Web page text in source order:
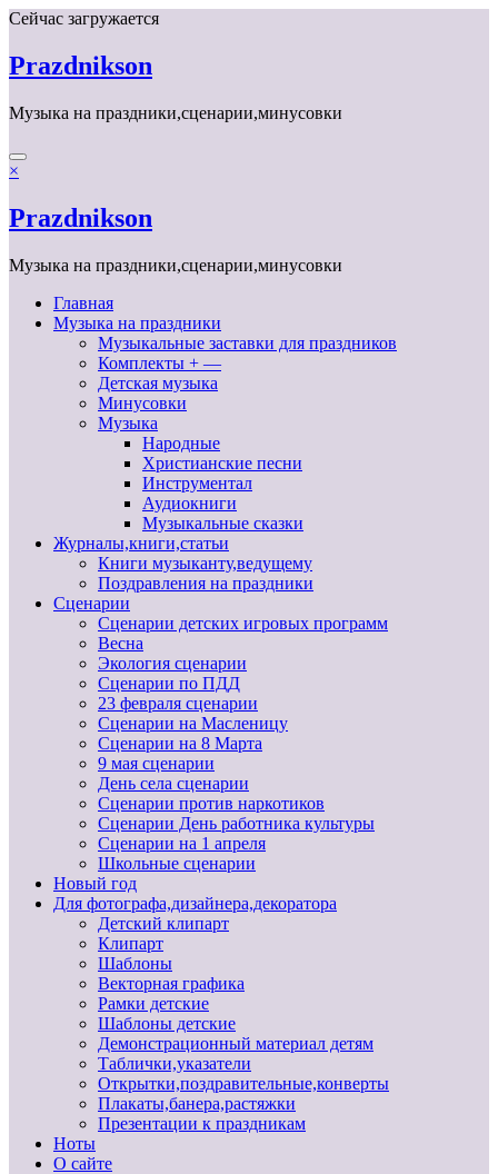
Перейти
содержимому
Сейчас загружается
Prazdnikson
Музыка на праздники,сценарии,минусовки
×
Prazdnikson
Музыка на праздники,сценарии,минусовки
Главная
Музыка на праздники
Музыкальные заставки для праздников
Комплекты + —
Детская музыка
Минусовки
Музыка
Народные
Христианские песни
Инструментал
Аудиокниги
Музыкальные сказки
Журналы,книги,статьи
Книги музыканту,ведущему
Поздравления на праздники
Сценарии
Сценарии детских игровых программ
Весна
Экология сценарии
Сценарии по ПДД
23 февраля сценарии
Сценарии на Масленицу
Сценарии на 8 Марта
9 мая сценарии
День села сценарии
Сценарии против наркотиков
Сценарии День работника культуры
Сценарии на 1 апреля
Школьные сценарии
Новый год
Для фотографа,дизайнера,декоратора
Детский клипарт
Клипарт
Шаблоны
Векторная графика
Рамки детские
Шаблоны детские
Демонстрационный материал детям
Таблички,указатели
Открытки,поздравительные,конверты
Плакаты,банера,растяжки
Презентации к праздникам
Ноты
О сайте